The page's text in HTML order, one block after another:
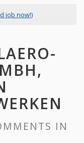
job now!)
IN